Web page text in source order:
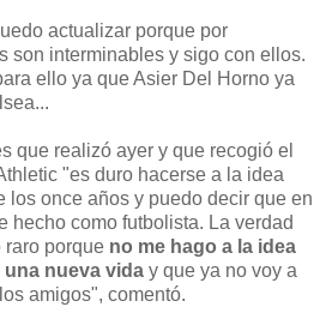
actualizar porque por
son interminables y sigo con ellos.
ello ya que Asier Del Horno ya
que realizó ayer y que recogió el
"es duro hacerse a la idea
los once años y puedo decir que en
hecho como futbolista. La verdad
raro porque no me hago a la idea
una nueva vida y que ya no voy a
amigos", comentó.